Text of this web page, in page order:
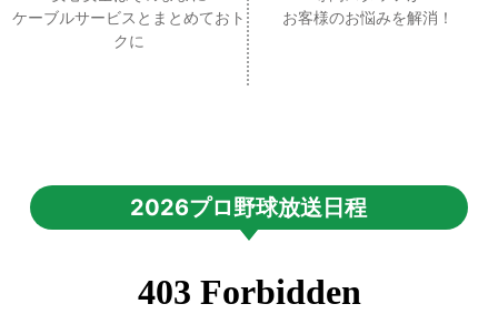
ケーブルサービスとまとめておト
クに
お客様のお悩みを解消！
2026プロ野球放送日程